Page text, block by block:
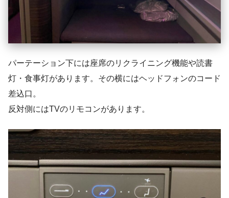
パーテーション下には座席のリクライニング機能や読書
灯・食事灯があります。その横にはヘッドフォンのコード
差込口。
反対側にはTVのリモコンがあります。